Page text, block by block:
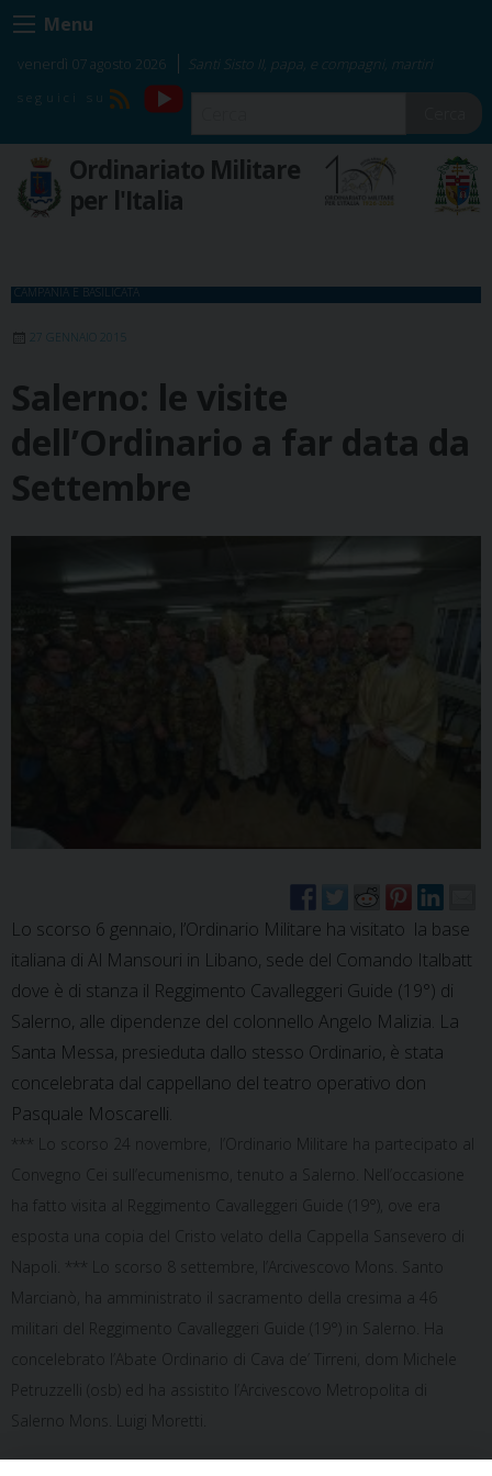
Skip
to
content
Menu
venerdì 07 agosto 2026 Santi Sisto II, papa, e compagni, martiri
RSS
YouTube
Ordinariato Militare
per l'Italia
CAMPANIA E BASILICATA
27 GENNAIO 2015
Salerno: le visite
dell’Ordinario a far data da
Settembre
Lo scorso 6 gennaio, l’Ordinario Militare ha visitato la base
italiana di Al Mansouri in Libano, sede del Comando Italbatt
dove è di stanza il Reggimento Cavalleggeri Guide (19°) di
Salerno, alle dipendenze del colonnello Angelo Malizia. La
Santa Messa, presieduta dallo stesso Ordinario, è stata
concelebrata dal cappellano del teatro operativo don
Pasquale Moscarelli.
*** Lo scorso 24 novembre, l’Ordinario Militare ha partecipato al
Convegno Cei sull’ecumenismo, tenuto a Salerno. Nell’occasione
ha fatto visita al Reggimento Cavalleggeri Guide (19°), ove era
esposta una copia del Cristo velato della Cappella Sansevero di
Napoli. *** Lo scorso 8 settembre, l’Arcivescovo Mons. Santo
Marcianò, ha amministrato il sacramento della cresima a 46
militari del Reggimento Cavalleggeri Guide (19°) in Salerno. Ha
concelebrato l’Abate Ordinario di Cava de’ Tirreni, dom Michele
Petruzzelli (osb) ed ha assistito l’Arcivescovo Metropolita di
Salerno Mons. Luigi Moretti.